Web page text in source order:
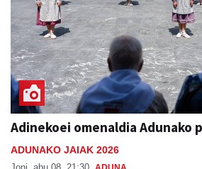
Adinekoei omenaldia Adunako
ADUNAKO JAIAK 2026